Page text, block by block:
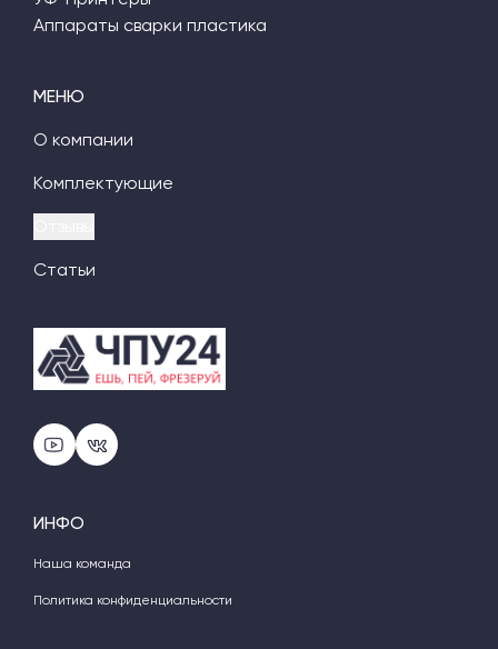
МЕНЮ
О компании
Комплектующие
Статьи
Аппараты сварки пластика
ИНФО
Наша команда
Политика конфиденциальности